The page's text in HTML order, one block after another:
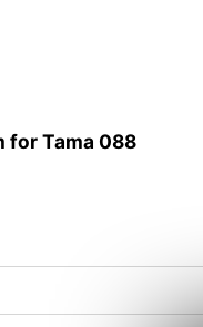
for Tama 088